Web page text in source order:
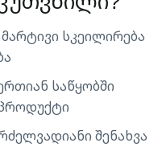
სკეილირება
საწყობში
შენახვა